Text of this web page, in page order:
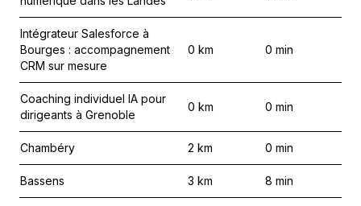
Intégrateur Salesforce à
Bourges : accompagnement
CRM sur mesure
0 km 0 min
Coaching individuel IA pour
dirigeants à Grenoble
0 km 0 min
Chambéry 2 km 0 min
Bassens 3 km 8 min